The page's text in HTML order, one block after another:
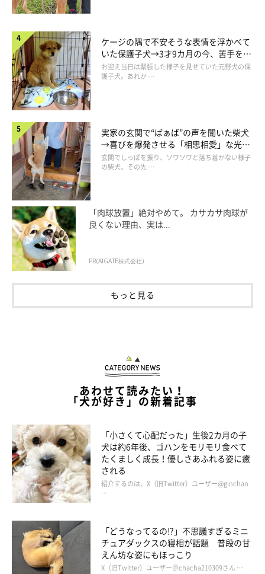
ケージの隅で不安そうな表情を浮かべて
いた保護子犬→3才9カ月の今、苦手を克
服し頼もしいコに成長！
お迎え当日は緊張した様子を見せていた元野犬の保
護子犬。あれか …
実家の玄関で“ばぁば”の声を聞いた柴犬
→喜びを爆発させる「相思相愛」な光景
にほっこり
玄関でしっぽを振り、ソワソワと落ち着かない様子
の柴犬。その先 …
「肉球放置」絶対やめて。 カサカサ肉球が
良くない理由、実は...
PR(AIGATE株式会社)
もっと見る
あわせて読みたい！
「犬が好き」の新着記事
「小さくて心配だった」生後2カ月の子
犬は約6年後、ゴハンをモリモリ食べて
たくましく成長！優しさあふれる姿に癒
される
紹介するのは、X（旧Twitter）ユーザー@ginchan
…
「どうなってるの!?」不思議すぎるミニ
チュアダックスの寝相が話題 普段の甘
えん坊な姿にもほっこり
X（旧Twitter）ユーザー＠chacha210309さん …